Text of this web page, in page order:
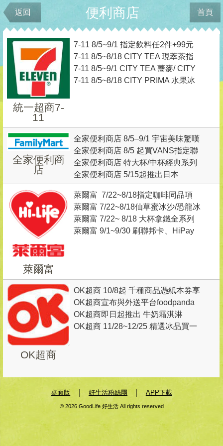
返回 首頁
便利商店
統一超商7-
11
7-11 8/5~9/1 指定飲料任2件+99元
再換飲料小夥伴吊飾乙個
7-11 8/5~8/18 CITY TEA 現萃茶指
定飲品任選2杯最低 0 元起，再送
《絕區零》專屬虛寶
7-11 8/5~9/1 CITY TEA 蕎麥/ CITY
PEARL 珍珠系列任2件最低只要0元
7-11 8/5~8/18 CITY PRIMA 水果冰
全家便利商
店
全家便利商店 8/5–9/1 宇宙美味驚嘆
號集章趣
全家便利商店 8/5 起買VANS指定聯
名商品+9元送吊飾
全家便利商店 特大杯/中杯經典系列
咖啡享MLB聯名杯身、經典/特濃咖
啡 任選第二杯7折
全家便利商店 5/15起推出日本
萊爾富
萊爾富 7/22~8/18指定咖啡同品項
買1送1
萊爾富 7/22~8/18仙草蜜冰沙/恐龍冰
沙 特價59元 任2杯99元
萊爾富 7/22~ 8/18 大杯拿鐵全系列
同價位第2杯5元
萊爾富 9/1~9/30 刷聯邦卡、HiPay
OK超商
OK超商 10/8起 千種商品憑紙本券享
10％回饋
OK超商宣布與外送平台foodpanda
合作， 11/22起 於雙北10間門市推
出點餐外送服務
OK超商即日起推出 牛奶霜淇淋
OK超商 11/28~12/25 精選冰品買一
桌面版 好生活粉絲團 APP下載
© 2026 GoodLife 好生活 All rights reserved